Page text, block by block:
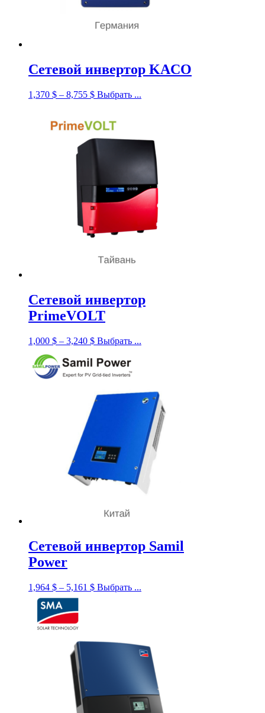
Сетевой инвертор KACO
1,370 $ – 8,755 $ Выбрать ...
Сетевой инвертор
PrimeVOLT
1,000 $ – 3,240 $ Выбрать ...
Сетевой инвертор Samil
Power
1,964 $ – 5,161 $ Выбрать ...